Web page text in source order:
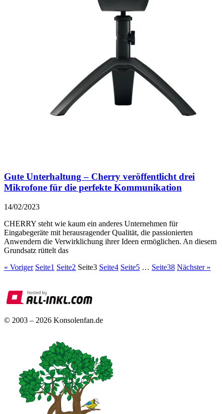
Gute Unterhaltung – Cherry veröffentlicht drei
Mikrofone für die perfekte Kommunikation
14/02/2023
CHERRY steht wie kaum ein anderes Unternehmen für
Eingabegeräte mit herausragender Qualität, die passionierten
Anwendern die Verwirklichung ihrer Ideen ermöglichen. An diesem
Grundsatz rüttelt das
« Voriger Seite1 Seite2 Seite3 Seite4 Seite5 … Seite38 Nächster »
© 2003 – 2026 Konsolenfan.de